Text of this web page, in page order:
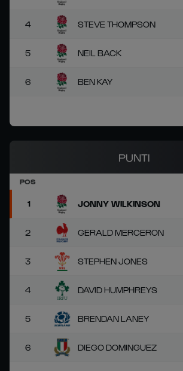
4 STEVE THOMPSON
5 NEIL BACK
6 BEN KAY
PUNTI
POS
1 JONNY WILKINSON
2 GERALD MERCERON
3 STEPHEN JONES
4 DAVID HUMPHREYS
5 BRENDAN LANEY
6 DIEGO DOMINGUEZ